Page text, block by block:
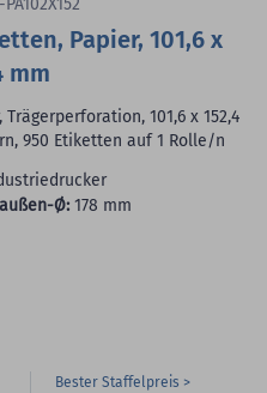
Papier, 101,6 x
mm
101,6 x 152,4
950 Etiketten auf 1 Rolle/n
Ø: 178 mm
Bester Staffelpreis